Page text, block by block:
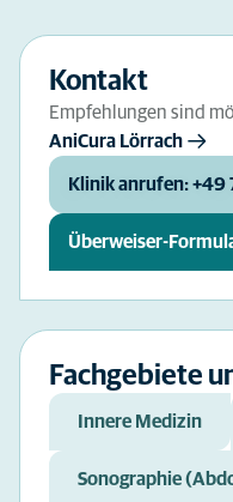
Kontakt
Empfehlungen sind
AniCura Lörrach
Klinik anrufen: +49
Überweiser-
Fachgebiete
Innere Medizin
Sonographie